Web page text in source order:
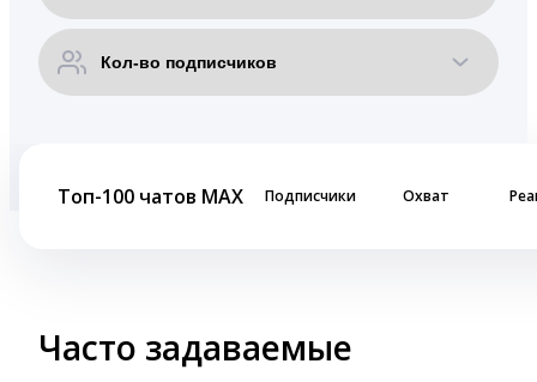
Топ-100 чатов MAX Подписчики Охват
Часто задаваемые